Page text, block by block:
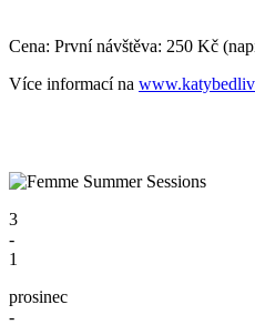
Cena: První návštěva: 250 Kč
Více informací na
3
-
1
prosinec
-